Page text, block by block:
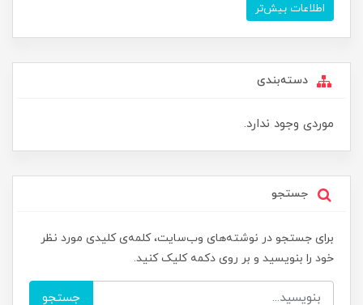
اطلاعات بیش‌تر
دسته‌بندی
موردی وجود ندارد.
جستجو
برای جستجو در نوشته‌های وب‌سایت، کلمه‌ی کلیدی مورد نظر
خود را بنویسید و بر روی دکمه کلیک کنید.
جستجو